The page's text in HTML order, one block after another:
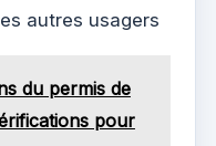
autres usagers
du permis de
pour